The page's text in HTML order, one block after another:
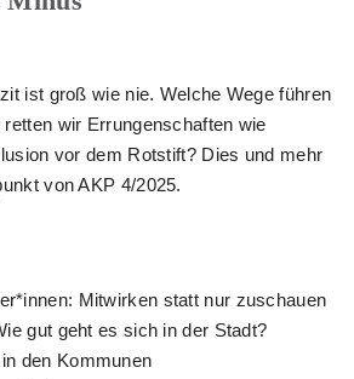
ist groß wie nie. Welche Wege führen
wir Errungenschaften wie
vor dem Rotstift? Dies und mehr
von AKP 4/2025.
Mitwirken statt nur zuschauen
gut geht es sich in der Stadt?
den Kommunen